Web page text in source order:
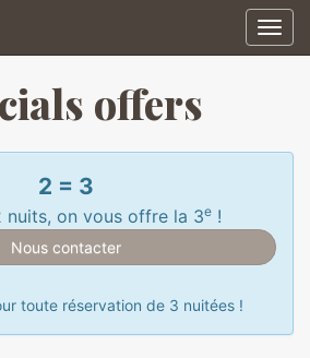
offers
2 = 3
nuits, on vous offre la 3e!
Nous contacter
toute réservation de 3 nuitées !